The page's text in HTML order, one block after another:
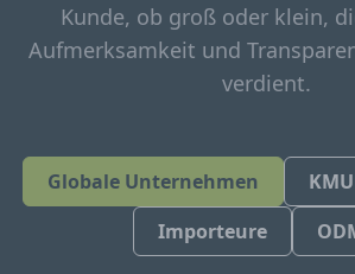
Kunde, ob groß oder klein,
Aufmerksamkeit und
verdient.
Globale Unternehmen KMU
Importeure